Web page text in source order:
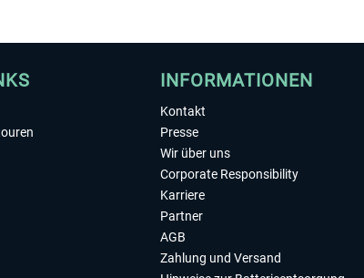
INFORMATIONEN
Kontakt
Presse
Wir über uns
Corporate Responsibility
Karriere
Partner
AGB
Zahlung und Versand